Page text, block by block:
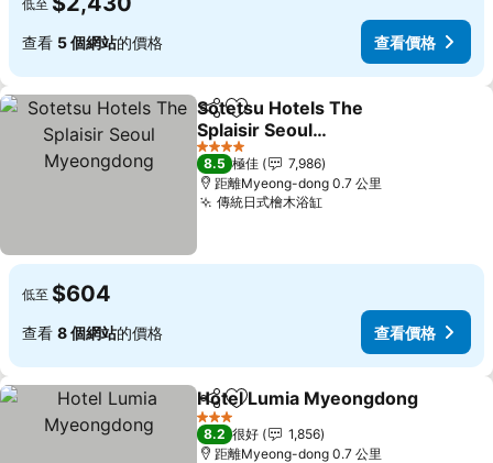
低至
查看 5 個網站的價格 查看價格
分享 放到收藏夾
Sotetsu Hotels The
Splaisir Seoul
Myeongdong
查看價格
4 星級
8.5 極佳
7,986
距離Myeong-dong 0.7 公里
傳統日式檜木浴缸查看價格
低至 $604
查看 8 個網站的價格 查看價格
分享 放到收藏夾
Hotel Lumia Myeongdong
3 星級
8.2 很好
1,856
距離Myeong-dong 0.7 公里